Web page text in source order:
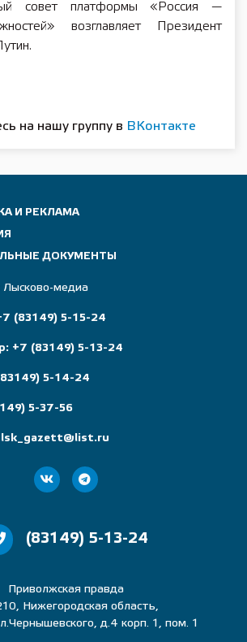
совет платформы «Россия —
возглавляет Президент
на нашу группу в ВКонтакте
И РЕКЛАМА
ДОКУМЕНТЫ
Лысково-медиа
(83149) 5-15-24
+7 (83149) 5-13-24
5-14-24
5-37-56
lsk_gazett@list.ru
(83149) 5-13-24
Приволжская правда
Нижегородская область,
д.4 корп. 1, пом. 1